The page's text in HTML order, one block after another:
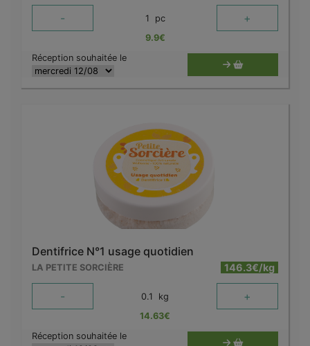
- 1 pc +
9.9€
Réception souhaitée le
Dentifrice N°1 usage quotidien
LA PETITE SORCIÈRE 146.3€/kg
- 0.1 kg +
14.63€
Réception souhaitée le